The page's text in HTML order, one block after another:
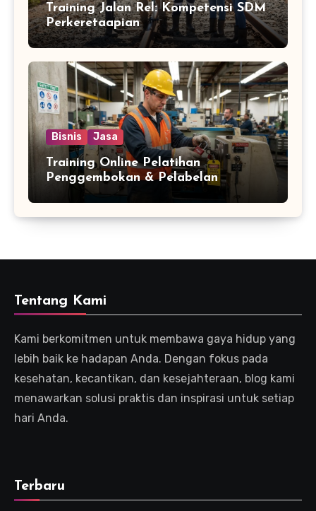
Training Jalan Rel: Kompetensi SDM
Perkeretaapian
Bisnis Jasa
Training Online Pelatihan
Penggembokan & Pelabelan
Tentang Kami
Kami berkomitmen untuk membawa gaya hidup yang
lebih baik ke hadapan Anda. Dengan fokus pada
kesehatan, kecantikan, dan kesejahteraan, blog kami
menawarkan solusi praktis dan inspirasi untuk setiap
hari Anda.
Terbaru